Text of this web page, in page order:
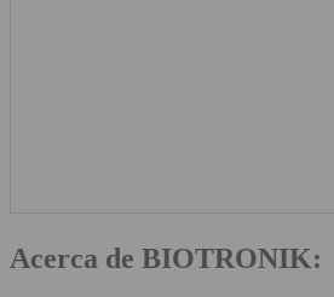
Acerca de BIOTRONIK: